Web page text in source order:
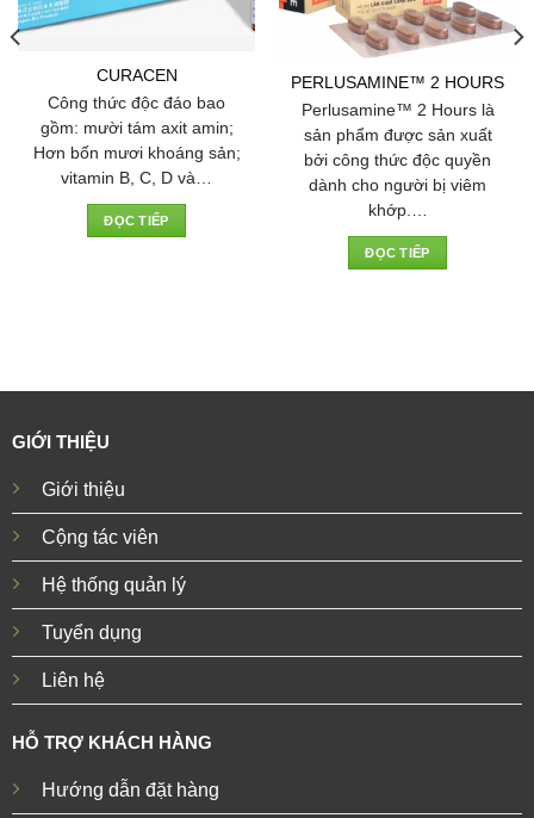
CURACEN
Công thức độc đáo bao
gồm: mười tám axit amin;
Hơn bốn mươi khoáng sản;
vitamin B, C, D và…
ĐỌC TIẾP
PERLUSAMINE™ 2 HOURS
Perlusamine™ 2 Hours là
sản phẩm được sản xuất
bởi công thức độc quyền
dành cho người bị viêm
khớp.…
ĐỌC TIẾP
GIỚI THIỆU
Giới thiệu
Cộng tác viên
Hệ thống quản lý
Tuyển dụng
Liên hệ
HỖ TRỢ KHÁCH HÀNG
Hướng dẫn đặt hàng